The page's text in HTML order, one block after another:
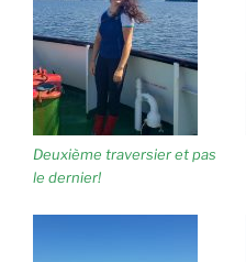
Deuxième traversier et pas
le dernier!